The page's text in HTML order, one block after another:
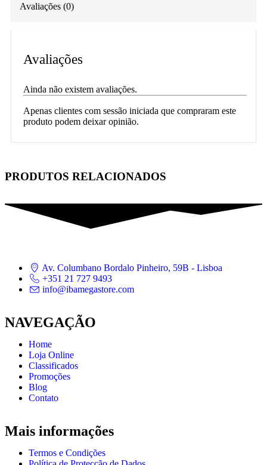
Avaliações (0)
Avaliações
Ainda não existem avaliações.
Apenas clientes com sessão iniciada que compraram este
produto podem deixar opinião.
PRODUTOS RELACIONADOS
Av. Columbano Bordalo Pinheiro, 59B - Lisboa
+351 21 727 9493
info@ibamegastore.com
NAVEGAÇÃO
Home
Loja Online
Classificados
Promoções
Blog
Contato
Mais informações
Termos e Condições